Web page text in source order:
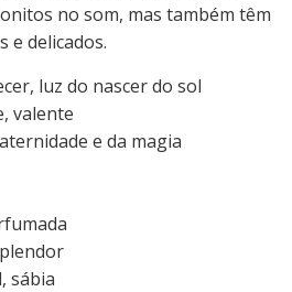
no som, mas também têm
e delicados.
luz do nascer do sol
valente
e da magia
sábia